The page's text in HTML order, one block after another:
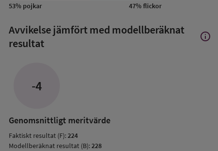
53% pojkar 47%flickor
Avvikelse jämfört med modellberäknat
resultat
Visa
info
-4
Genomsnittligt meritvärde
Faktiskt resultat (F):224
Modellberäknat resultat (B):228